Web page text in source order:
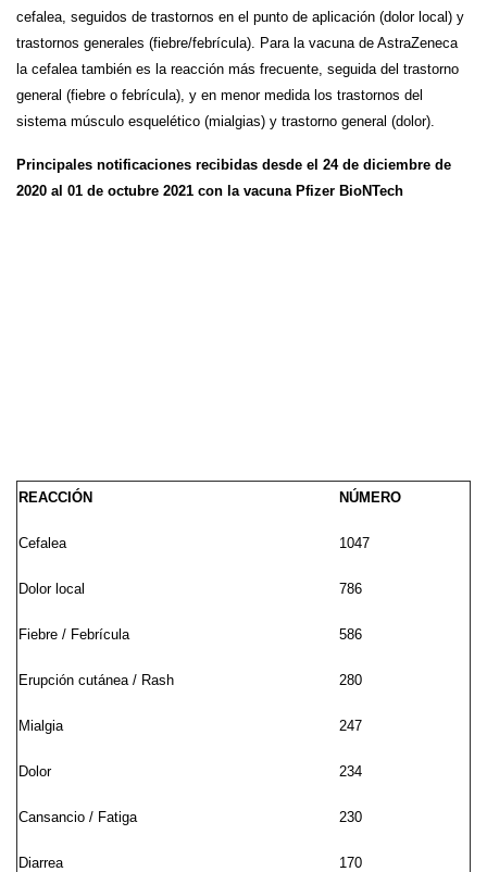
cefalea, seguidos de trastornos en el punto de aplicación (dolor local) y
trastornos generales (fiebre/febrícula). Para la vacuna de AstraZeneca
la cefalea también es la reacción más frecuente, seguida del trastorno
general (fiebre o febrícula), y en menor medida los trastornos del
sistema músculo esquelético (mialgias) y trastorno general (dolor).
Principales notificaciones recibidas desde el 24 de diciembre de
2020 al 01 de octubre 2021 con la vacuna Pfizer BioNTech
REACCIÓN NÚMERO
Cefalea 1047
Dolor local 786
Fiebre / Febrícula 586
Erupción cutánea / Rash 280
Mialgia 247
Dolor 234
Cansancio / Fatiga 230
Diarrea 170